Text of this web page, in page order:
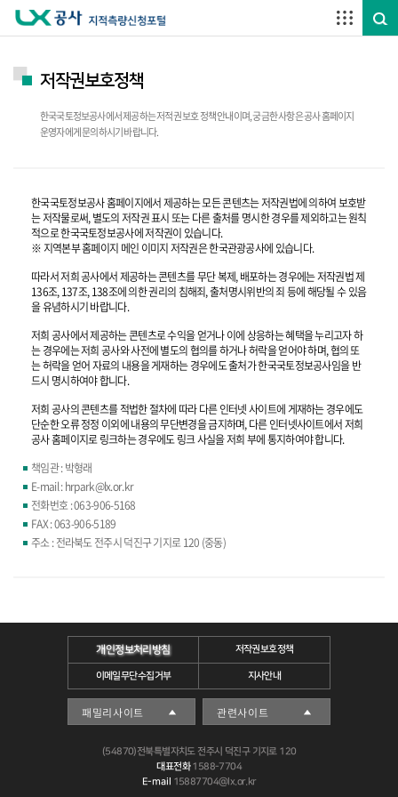
저작권보호정책
한국국토정보공사에서 제공하는 저적권 보호 정책 안내이며, 궁금한 사항은 공사 홈페이지
운영자에게 문의하시기 바랍니다.
한국국토정보공사 홈페이지에서 제공하는 모든 콘텐츠는 저작권법에 의하여 보호받
는 저작물로써, 별도의 저작권 표시 또는 다른 출처를 명시한 경우를 제외하고는 원칙
적으로 한국국토정보공사에 저작권이 있습니다.
※ 지역본부 홈페이지 메인 이미지 저작권은 한국관광공사에 있습니다.
따라서 저희 공사에서 제공하는 콘텐츠를 무단 복제, 배포하는 경우에는 저작권법 제
136조, 137조, 138조에 의한 권리의 침해죄, 출처명시위반의 죄 등에 해당될 수 있음
을 유념하시기 바랍니다.
저희 공사에서 제공하는 콘텐츠로 수익을 얻거나 이에 상응하는 혜택을 누리고자 하
는 경우에는 저희 공사와 사전에 별도의 협의를 하거나 허락을 얻어야 하며, 협의 또
는 허락을 얻어 자료의 내용을 게재하는 경우에도 출처가 한국국토정보공사임을 반
드시 명시하여야 합니다.
저희 공사의 콘텐츠를 적법한 절차에 따라 다른 인터넷 사이트에 게재하는 경우에도
단순한 오류 정정 이외에 내용의 무단변경을 금지하며, 다른 인터넷사이트에서 저희
공사 홈페이지로 링크하는 경우에도 링크 사실을 저희 부에 통지하여야 합니다.
책임관 : 박형래
E-mail : hrpark@lx.or.kr
전화번호 : 063-906-5168
FAX : 063-906-5189
주소 : 전라북도 전주시 덕진구 기지로 120 (중동)
개인정보처리방침 저작권보호정책
이메일무단수집거부 지사안내
(54870)전북특별자치도 전주시 덕진구 기지로 120
대표전화1588-7704
E-mail 15887704@lx.or.kr